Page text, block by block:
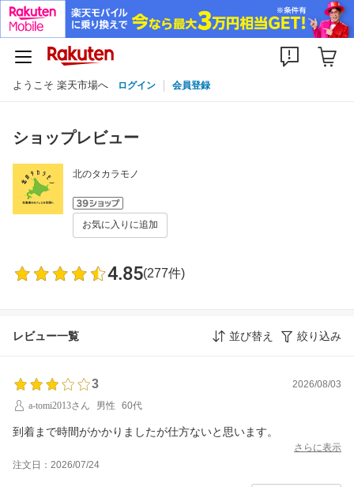
ようこそ 楽天市場へ ログイン 会員登録
ショップレビュー
北のタカラモノ
お気に入りに追加
4.85(277件)
レビュー一覧 並び替え 絞り込み
3
2026/08/03
a-tomi2013さん
男性 60代
到着まで時間がかかりましたが仕方ないと思います。
さらに表示
注文日：2026/07/24